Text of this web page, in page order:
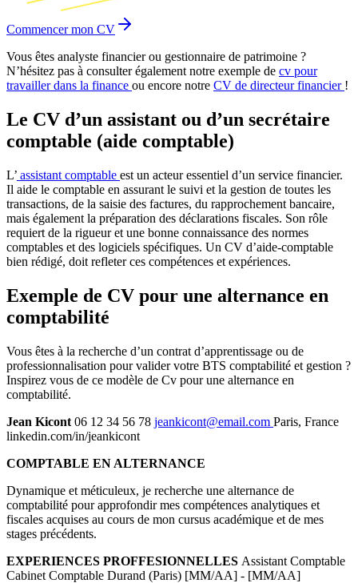
Commencer mon CV
Vous êtes analyste financier ou gestionnaire de patrimoine ?
N’hésitez pas à consulter également notre exemple de cv pour
travailler dans la finance ou encore notre CV de directeur financier !
Le CV d’un assistant ou d’un secrétaire
comptable (aide comptable)
L’ assistant comptable est un acteur essentiel d’un service financier.
Il aide le comptable en assurant le suivi et la gestion de toutes les
transactions, de la saisie des factures, du rapprochement bancaire,
mais également la préparation des déclarations fiscales. Son rôle
requiert de la rigueur et une bonne connaissance des normes
comptables et des logiciels spécifiques. Un CV d’aide-comptable
bien rédigé, doit refleter ces compétences et expériences.
Exemple de CV pour une alternance en
comptabilité
Vous êtes à la recherche d’un contrat d’apprentissage ou de
professionnalisation pour valider votre BTS comptabilité et gestion ?
Inspirez vous de ce modèle de Cv pour une alternance en
comptabilité.
Jean Kicont 06 12 34 56 78 jeankicont@email.com Paris, France
linkedin.com/in/jeankicont
COMPTABLE EN ALTERNANCE
Dynamique et méticuleux, je recherche une alternance de
comptabilité pour approfondir mes compétences analytiques et
fiscales acquises au cours de mon cursus académique et de mes
stages précédents.
EXPERIENCES PROFFESIONNELLES Assistant Comptable
Cabinet Comptable Durand (Paris) [MM/AA] - [MM/AA]